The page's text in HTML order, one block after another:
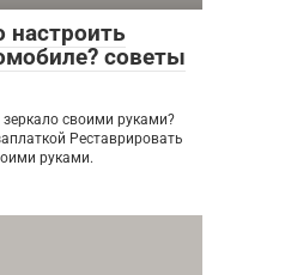
настроить
советы
своими руками?
Реставрировать
руками.